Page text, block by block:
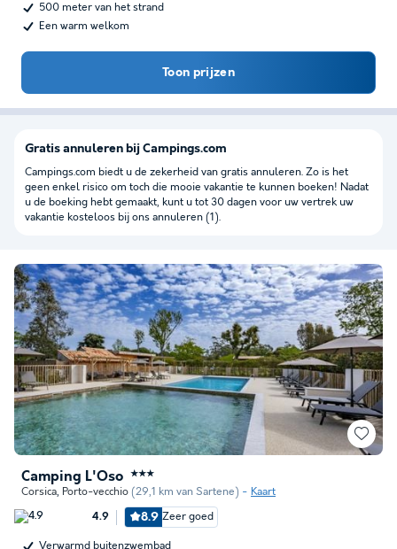
500 meter van het strand
Een warm welkom
Toon prijzen
Camping L'Oso ★★★
Corsica, Porto-vecchio (29,1 km van Sartene) Kaart
4.9 8.9 Zeer goed
Verwarmd buitenzwembad
Gratis annuleren bij Campings.com
Campings.com biedt u de zekerheid van gratis annuleren. Zo is het
geen enkel risico om toch die mooie vakantie te kunnen boeken! Nadat
u de boeking hebt gemaakt, kunt u tot 30 dagen voor uw vertrek uw
vakantie kosteloos bij ons annuleren (1).